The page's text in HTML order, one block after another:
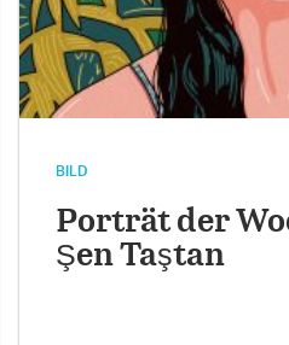
BILD
Porträt der
Şen Taştan